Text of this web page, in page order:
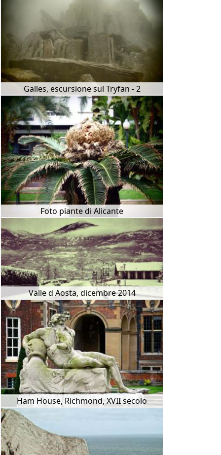
Galles, escursione sul Tryfan - 2
Foto piante di Alicante
Valle d Aosta, dicembre 2014
Ham House, Richmond, XVII secolo